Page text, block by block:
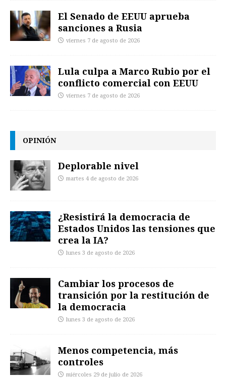
El Senado de EEUU aprueba
sanciones a Rusia
viernes 7 de agosto de 2026
Lula culpa a Marco Rubio por el
conflicto comercial con EEUU
viernes 7 de agosto de 2026
OPINIÓN
Deplorable nivel
martes 4 de agosto de 2026
¿Resistirá la democracia de
Estados Unidos las tensiones que
crea la IA?
lunes 3 de agosto de 2026
Cambiar los procesos de
transición por la restitución de
la democracia
lunes 3 de agosto de 2026
Menos competencia, más
controles
miércoles 29 de julio de 2026